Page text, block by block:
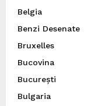
Belgia
Benzi Desenate
Bruxelles
Bucovina
București
Bulgaria